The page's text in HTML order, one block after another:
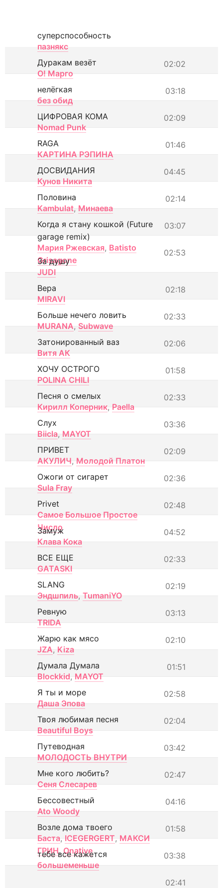
суперспособность
пазнякс
02:02
Дуракам везёт
О! Марго
03:18
нелёгкая
без обид
02:09
ЦИФРОВАЯ КОМА
Nomad Punk
01:46
RAGA
КАРТИНА РЭПИНА
04:45
ДОСВИДАНИЯ
Кунов Никита
02:14
Половина
Kambulat, Минаева
03:07
Когда я стану кошкой (Future
garage remix)
Мария Ржевская, Batisto
Grisagone
02:53
За душу
JUDI
02:18
Вера
MIRAVI
02:33
Больше нечего ловить
MURANA, Subwave
02:06
Затонированный ваз
Витя АК
01:58
ХОЧУ ОСТРОГО
POLINA CHILI
02:33
Песня о смелых
Кирилл Коперник, Paella
03:36
Слух
Biicla, MAYOT
02:09
ПРИВЕТ
АКУЛИЧ, Молодой Платон
02:36
Ожоги от сигарет
Sula Fray
02:48
Privet
Самое Большое Простое
Число
04:52
Замуж
Клава Кока
02:33
ВСЕ ЕЩЕ
GATASKI
02:19
SLANG
Эндшпиль, TumaniYO
03:13
Ревную
TRIDA
02:10
Жарю как мясо
JZA, Kiza
01:51
Думала Думала
Blockkid, MAYOT
02:58
Я ты и море
Даша Эпова
02:04
Твоя любимая песня
Beautiful Boys
03:42
Путеводная
МОЛОДОСТЬ ВНУТРИ
02:47
Мне кого любить?
Сеня Слесарев
04:16
Бессовестный
Ato Woody
01:58
Возле дома твоего
Баста, ICEGERGERT, МАКСИ
ГРИН, Onative 03:38
тебе все кажется
большеменьше
02:41